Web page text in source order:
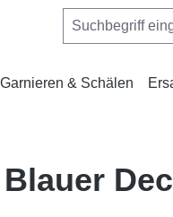
Garnieren & Schälen